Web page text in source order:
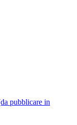
pubblicare in